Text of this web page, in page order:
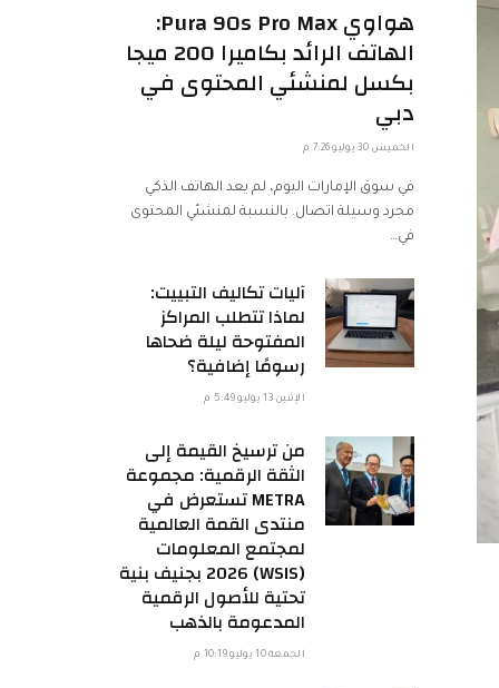
هواوي Pura 90s Pro Max:
الهاتف الرائد بكاميرا 200 ميجا
بكسل لمنشئي المحتوى في
دبي
الخميس 30 يوليو 7:26 م
في سوق الإمارات اليوم، لم يعد الهاتف الذكي
مجرد وسيلة اتصال. بالنسبة لمنشئي المحتوى
في…
آليات تكاليف التبييت:
لماذا تتطلب المراكز
المفتوحة ليلة ضحاها
رسومًا إضافية؟
الإثنين 13 يوليو 5:49 م
من ترسيخ القيمة إلى
الثقة الرقمية: مجموعة
METRA تستعرض في
منتدى القمة العالمية
لمجتمع المعلومات
(WSIS) 2026 بجنيف بنية
تحتية للأصول الرقمية
المدعومة بالذهب
الجمعة 10 يوليو 10:19 م